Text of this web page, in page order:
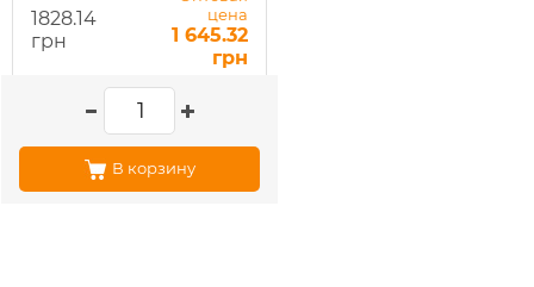
1828.14
грн
цена
1 645.32
грн
В корзину